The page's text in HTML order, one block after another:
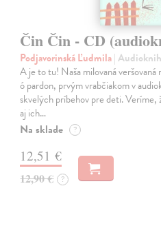
Čin Čin - CD
Podjavorinská Ľudmila|
A je to tu! Naša milovaná
ó pardon, prvým vrabčiakom v
skvelých príbehov pre deti. Veríme,
aj ich…
Na sklade ?
12,51 €
12,90 € ?